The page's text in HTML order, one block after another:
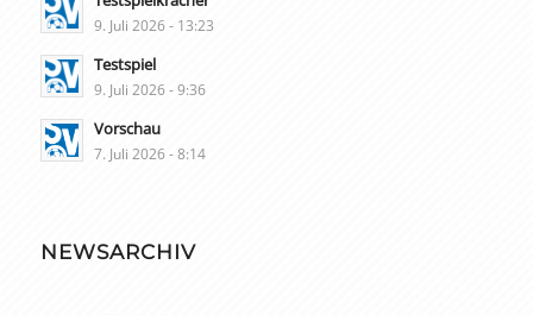
9. Juli 2026 - 13:23
Testspiel
9. Juli 2026 - 9:36
Vorschau
7. Juli 2026 - 8:14
NEWSARCHIV